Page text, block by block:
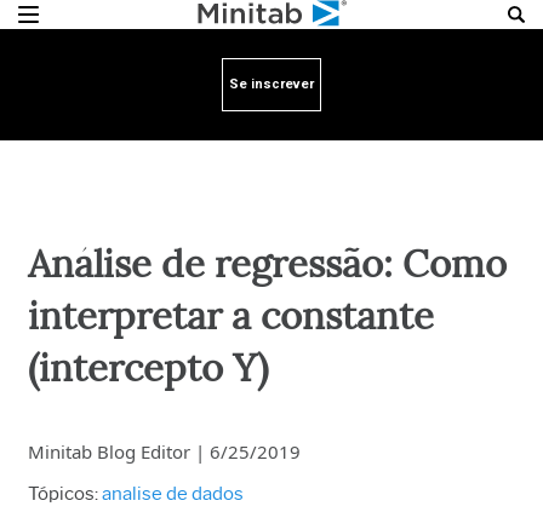
Se inscrever
Análise de regressão: Como
interpretar a constante
(intercepto Y)
Minitab Blog Editor | 6/25/2019
Tópicos:analise de dados